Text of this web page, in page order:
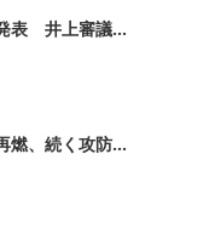
表 井上審議...
燃、続く攻防...